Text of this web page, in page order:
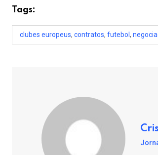
Tags:
clubes europeus, contratos, futebol ,